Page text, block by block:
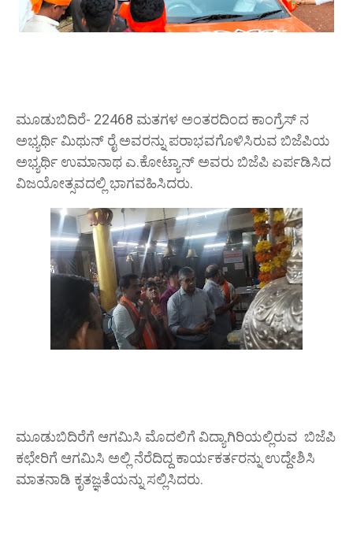
ಮೂಡುಬಿದಿರೆ- 22468 ಮತಗಳ ಅಂತರದಿಂದ ಕಾಂಗ್ರೆಸ್ ನ
ಅಭ್ಯರ್ಥಿ ಮಿಥುನ್ ರೈ ಅವರನ್ನು ಪರಾಭವಗೊಳಿಸಿರುವ ಬಿಜೆಪಿಯ
ಅಭ್ಯರ್ಥಿ ಉಮಾನಾಥ ಎ.ಕೋಟ್ಯಾನ್ ಅವರು ಬಿಜೆಪಿ ಏರ್ಪಡಿಸಿದ
ವಿಜಯೋತ್ಸವದಲ್ಲಿ ಭಾಗವಹಿಸಿದರು.
ಮೂಡುಬಿದಿರೆಗೆ ಆಗಮಿಸಿ ಮೊದಲಿಗೆ ವಿದ್ಯಾಗಿರಿಯಲ್ಲಿರುವ ಬಿಜೆಪಿ
ಕಛೇರಿಗೆ ಆಗಮಿಸಿ ಅಲ್ಲಿ ನೆರೆದಿದ್ದ ಕಾರ್ಯಕರ್ತರನ್ನು ಉದ್ದೇಶಿಸಿ
ಮಾತನಾಡಿ ಕೃತಜ್ಞತೆಯನ್ನು ಸಲ್ಲಿಸಿದರು.